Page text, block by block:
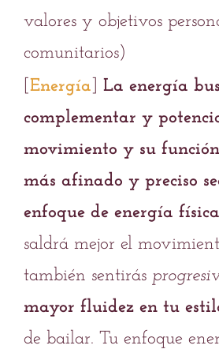
valores y objetivos
comunitarios)
Energía
La energía
complementar y
movimiento y su función
más afinado y preciso
enfoque de energía física
saldrá mejor el
también sentirás
mayor fluidez en tu
de bailar. Tu enfoque